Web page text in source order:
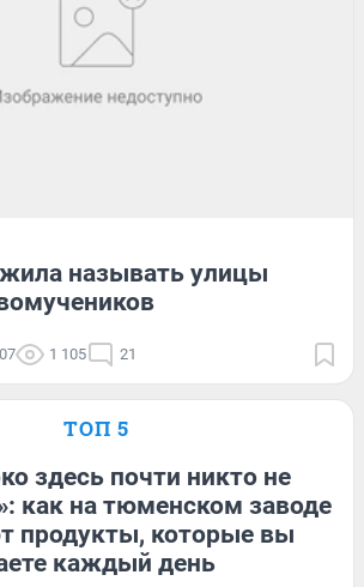
называть улицы
1 105 21
ТОП 5
здесь почти никто не
как на тюменском заводе
продукты, которые вы
каждый день